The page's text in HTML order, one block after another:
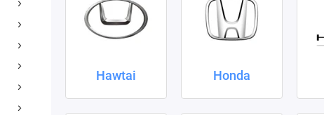
Hawtai Honda